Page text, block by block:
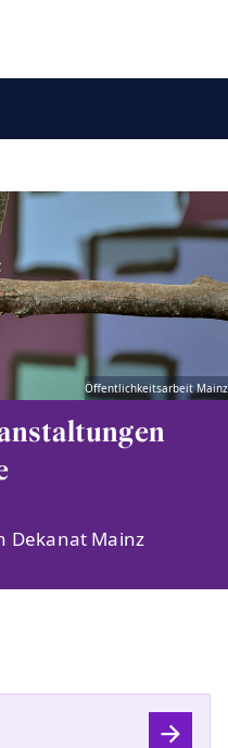
Öffentlichkeitsarbeit Mainz
Dekanat Mainz